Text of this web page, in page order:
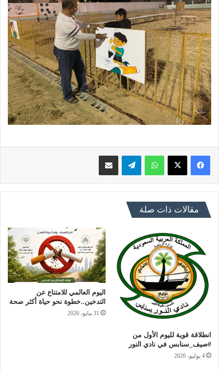
فيسبوك X واتساب تيلقرام مشاركة عبر البريد
مقالات ذات صلة
انطلاقة قوية لليوم الأول من
#صيف_سنابس في نادي النور
4 يوليو، 2026
اليوم العالمي للامتناع عن
التدخين..خطوة نحو حياة أكثر صحة
31 مايو، 2026